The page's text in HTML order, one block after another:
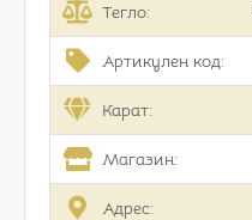
Тегло:
Артикулен код:
Карат:
Магазин:
Адрес: